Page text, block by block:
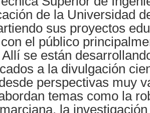
de la Universidad
sus proyectos
el público
se están
a la divulgación
perspectivas muy
temas como la
la